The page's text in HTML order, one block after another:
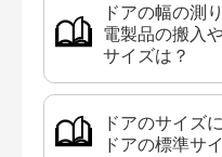
ドアの幅の測
電製品の搬入
サイズは？
ドアのサイズ
ドアの標準サ